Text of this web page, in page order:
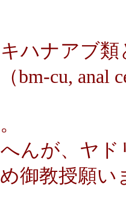
ハナアブ類
cu, anal
んが、ヤド
御教授願い